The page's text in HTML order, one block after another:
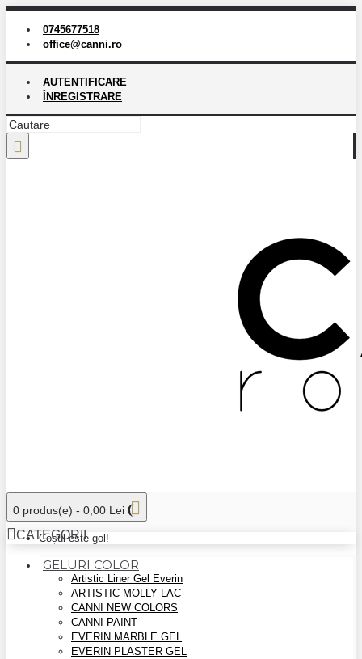
0745677518
office@canni.ro
AUTENTIFICARE
ÎNREGISTRARE
0 produs(e) - 0,00 Lei
Coșul este gol!
CATEGORII
GELURI COLOR
Artistic Liner Gel Everin
ARTISTIC MOLLY LAC
CANNI NEW COLORS
CANNI PAINT
EVERIN MARBLE GEL
EVERIN PLASTER GEL